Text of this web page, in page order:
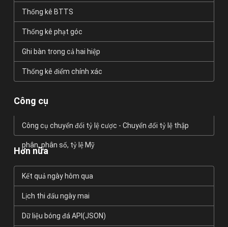
Thống kê BTTS
Thống kê phạt góc
Ghi bàn trong cả hai hiệp
Thống kê điểm chính xác
Công cụ
Công cụ chuyển đổi tỷ lệ cược - Chuyển đổi tỷ lệ thập
phân, phân số, tỷ lệ Mỹ
Hơn nữa
Kết quả ngày hôm qua
Lịch thi đấu ngày mai
Dữ liệu bóng đá API(JSON)